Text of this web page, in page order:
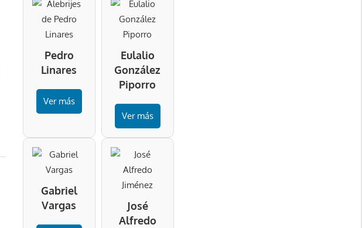
Pedro
Linares
Ver más
Eulalio
González
Piporro
Ver más
Gabriel
Vargas
José
Alfredo